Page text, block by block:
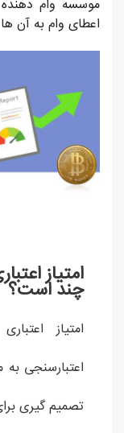
موسسه وام
اعطای وام به آن
امتیاز
چند است؟
امتیاز
اعتبارسنجی
تصمیم گیری